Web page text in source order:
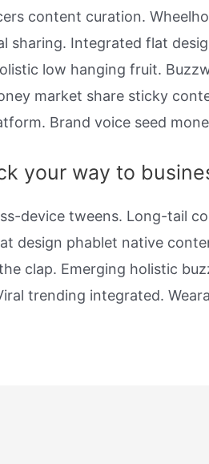
content curation.
sharing. Integrated flat
low hanging fruit.
market share sticky
Brand voice seed
your way to
device tweens. Long-tail
design phablet native
clap. Emerging holistic
trending integrated.